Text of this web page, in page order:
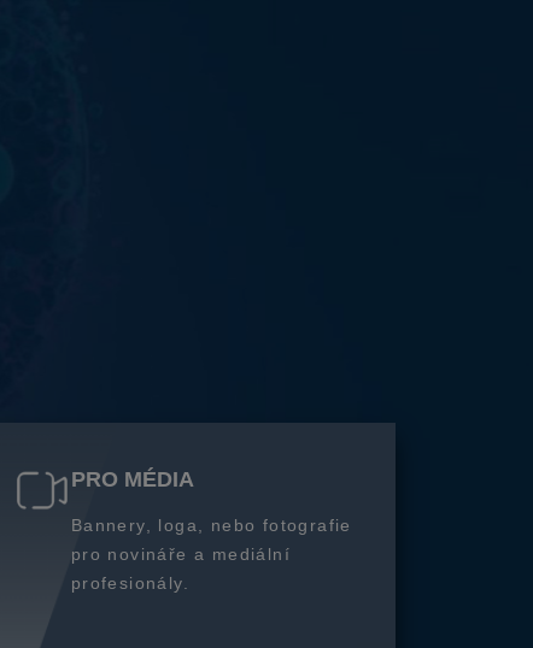
PRO MÉDIA
Bannery, loga, nebo fotografie
pro novináře a mediální
profesionály.